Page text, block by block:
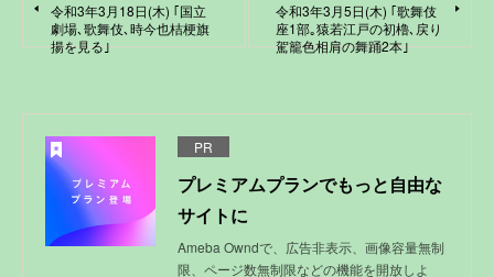
令和3年3月18日(木) ｢国立
劇場､歌舞伎､時今也桔梗旗
揚を見る｣
令和3年3月5日(木) ｢歌舞伎
座1部｡猿若江戸の初櫓､戻り
駕籠色相肩の舞踊2本｣
PR
プレミアムプランでもっと自由な
サイトに
Ameba Owndで、広告非表示、画像容量無制
限、ページ数無制限などの機能を開放しよ